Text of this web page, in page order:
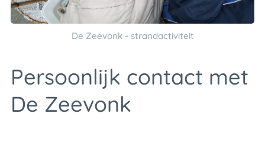
De Zeevonk - strandactiviteit
Persoonlijk contact met
De Zeevonk